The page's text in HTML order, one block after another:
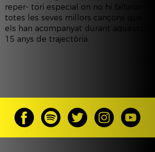
reper- tori especial on no hi faltaran
totes les seves millors cançons que
els han acompanyat durant aquests
15 anys de trajectòria.